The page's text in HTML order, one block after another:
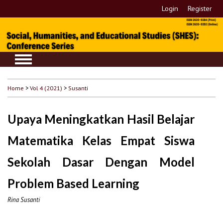
Login Register
Home >Vol 4 (2021) > Susanti
Upaya Meningkatkan Hasil Belajar
Matematika Kelas Empat Siswa
Sekolah Dasar Dengan Model
Problem Based Learning
Rina Susanti